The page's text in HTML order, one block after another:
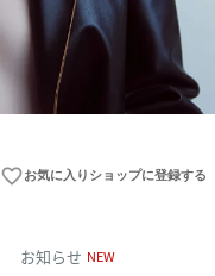
favorite_borderお気に入りショップに登録する
お知らせ NEW